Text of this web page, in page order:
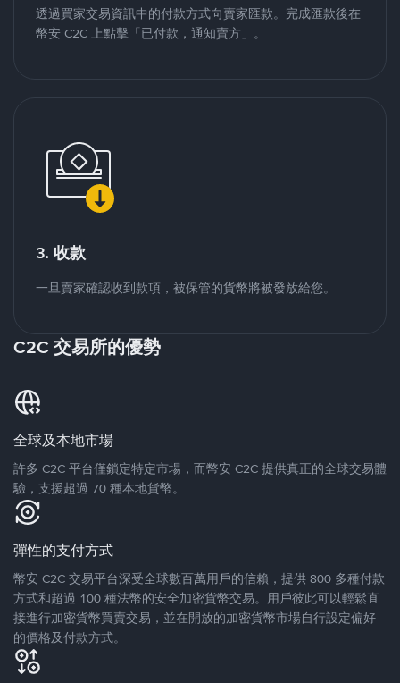
透過買家交易資訊中的付款方式向賣家匯款。完成匯款後在
幣安 C2C 上點擊「已付款，通知賣方」。
3. 收款
一旦賣家確認收到款項，被保管的貨幣將被發放給您。
C2C 交易所的優勢
全球及本地市場
許多 C2C 平台僅鎖定特定市場，而幣安 C2C 提供真正的全球交易體
驗，支援超過 70 種本地貨幣。
彈性的支付方式
幣安 C2C 交易平台深受全球數百萬用戶的信賴，提供 800 多種付款
方式和超過 100 種法幣的安全加密貨幣交易。用戶彼此可以輕鬆直
接進行加密貨幣買賣交易，並在開放的加密貨幣市場自行設定偏好
的價格及付款方式。